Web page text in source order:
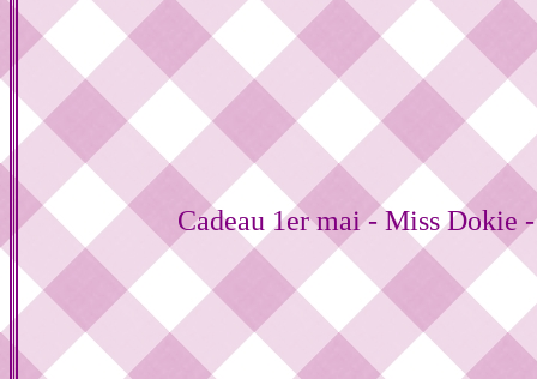
Cadeau 1er mai - Miss Dokie